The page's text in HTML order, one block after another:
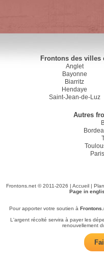
Frontons des villes
Anglet
Bayonne
Biarritz
Hendaye
Saint-Jean-de-Luz
Autres
Frontons.net © 2011-2026 | Accueil|
Page in
Pour apporter votre soutien à
L'argent récolté servira à payer les
renouvellement